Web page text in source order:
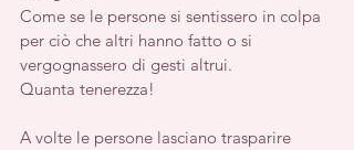
Come se le persone si sentissero in colpa
per ciò che altri hanno fatto o si
vergognassero di gesti altrui.
Quanta tenerezza!
A volte le persone lasciano trasparire